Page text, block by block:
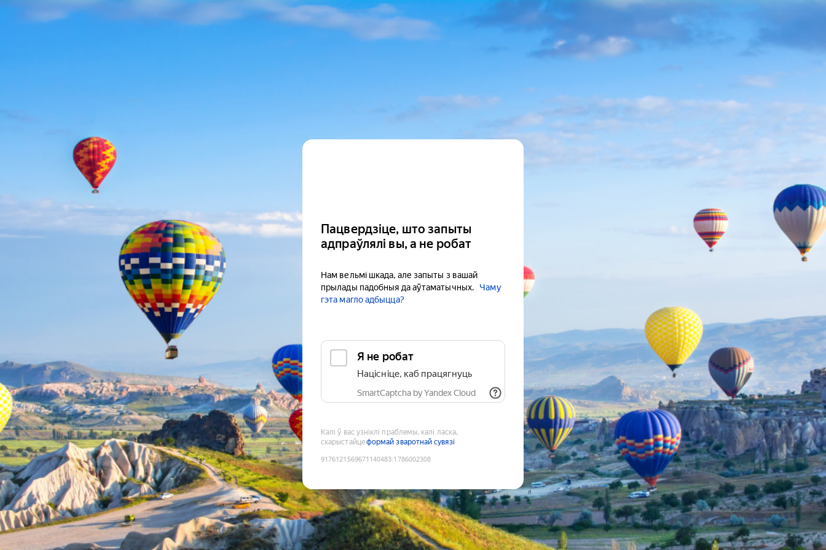
Пацвердзіце, што запыты
адпраўлялі вы, а не робат
Нам вельмі шкада, але запыты з вашай
прылады падобныя да аўтаматычных.
Чаму
гэта магло адбыцца?
Я не робат
Націсніце, каб працягнуць
SmartCaptcha by Yandex Cloud
Калі ў вас узніклі праблемы, калі ласка,
скарыстайцеформай зваротнай сувязі
9176121569671140483:1786002308